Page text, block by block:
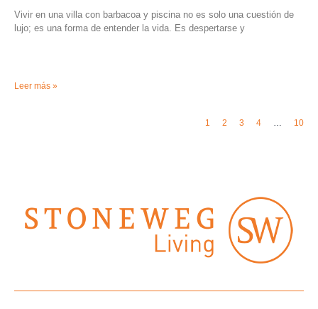
Vivir en una villa con barbacoa y piscina no es solo una cuestión de
lujo; es una forma de entender la vida. Es despertarse y
Leer más »
1 2 3 4 … 10